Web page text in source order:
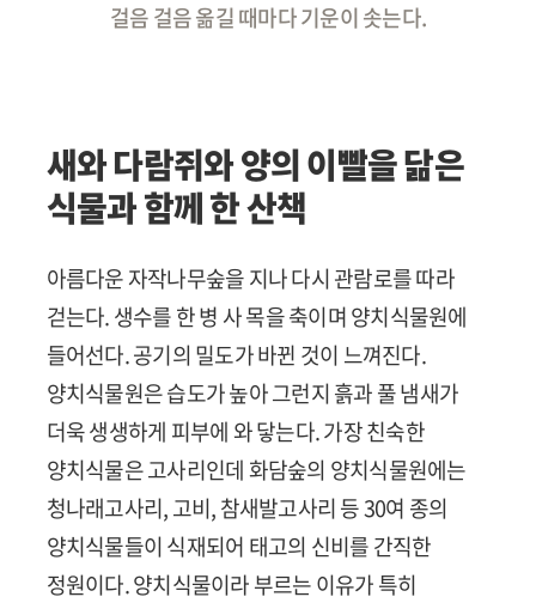
걸음 걸음 옮길 때마다 기운이 솟는다.
새와 다람쥐와 양의 이빨을 닮은
식물과 함께 한 산책
아름다운 자작나무숲을 지나 다시 관람로를 따라
걷는다. 생수를 한 병 사 목을 축이며 양치식물원에
들어선다. 공기의 밀도가 바뀐 것이 느껴진다.
양치식물원은 습도가 높아 그런지 흙과 풀 냄새가
더욱 생생하게 피부에 와 닿는다. 가장 친숙한
양치식물은 고사리인데 화담숲의 양치식물원에는
청나래고사리, 고비, 참새발고사리 등 30여 종의
양치식물들이 식재되어 태고의 신비를 간직한
정원이다. 양치식물이라 부르는 이유가 특히